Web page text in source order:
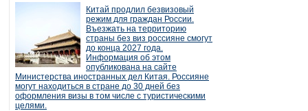
Китай продлил безвизовый
режим для граждан России.
Въезжать на территорию
страны без виз россияне смогут
до конца 2027 года.
Информация об этом
опубликована на сайте
Министерства иностранных дел Китая. Россияне
могут находиться в стране до 30 дней без
оформления визы в том числе с туристическими
целями.